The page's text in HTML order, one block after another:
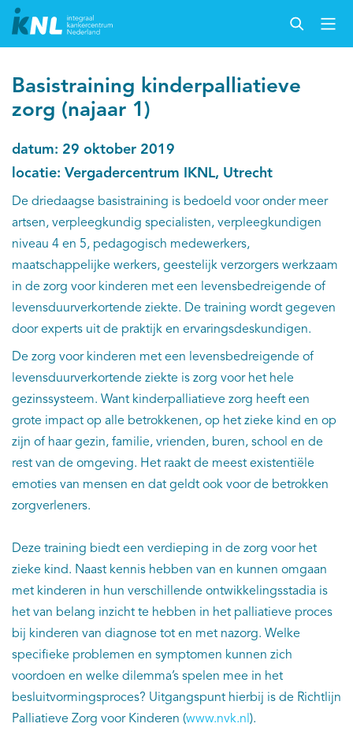
Basistraining kinderpalliatieve
zorg (najaar 1)
datum: 29 oktober 2019
locatie: Vergadercentrum IKNL, Utrecht
De driedaagse basistraining is bedoeld voor onder meer
artsen, verpleegkundig specialisten, verpleegkundigen
niveau 4 en 5, pedagogisch medewerkers,
maatschappelijke werkers, geestelijk verzorgers werkzaam
in de zorg voor kinderen met een levensbedreigende of
levensduurverkortende ziekte. De training wordt gegeven
door experts uit de praktijk en ervaringsdeskundigen.
De zorg voor kinderen met een levensbedreigende of
levensduurverkortende ziekte is zorg voor het hele
gezinssysteem. Want kinderpalliatieve zorg heeft een
grote impact op alle betrokkenen, op het zieke kind en op
zijn of haar gezin, familie, vrienden, buren, school en de
rest van de omgeving. Het raakt de meest existentiële
emoties van mensen en dat geldt ook voor de betrokken
zorgverleners.
Deze training biedt een verdieping in de zorg voor het
zieke kind. Naast kennis hebben van en kunnen omgaan
met kinderen in hun verschillende ontwikkelingsstadia is
het van belang inzicht te hebben in het palliatieve proces
bij kinderen van diagnose tot en met nazorg. Welke
specifieke problemen en symptomen kunnen zich
voordoen en welke dilemma’s spelen mee in het
besluitvormingsproces? Uitgangspunt hierbij is de Richtlijn
Palliatieve Zorg voor Kinderen (www.nvk.nl ).